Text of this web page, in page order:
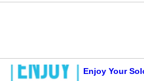
Enjoy Your